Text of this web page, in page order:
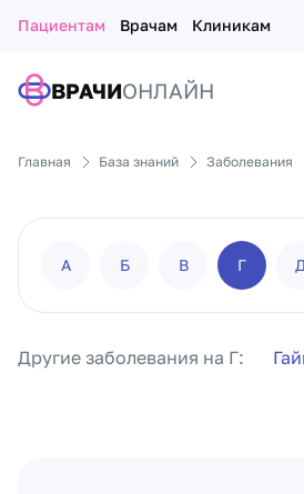
Пациентам Врачам Клиникам
ВРАЧИОНЛАЙН
Главная База знаний Заболевания
А Б В Г Д
Другие заболевания на Г: